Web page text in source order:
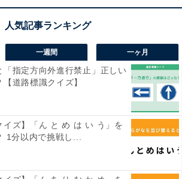
ひらがなクイズ】共通する2つのひらがなは何
一週間 一ヶ月
「指定方向外進行禁止」正しい
道路標識クイズ】
イズ】「ん と め は い う」を
1分以内で挑戦し...